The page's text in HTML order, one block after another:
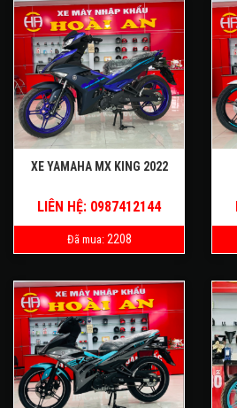
XE YAMAHA MX KING 2022
LIÊN HỆ: 0987412144
Đã mua: 2208